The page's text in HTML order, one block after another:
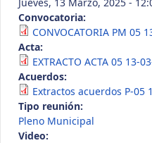
Convocatoria:
CONVOCATORIA PM 05
Acta:
EXTRACTO ACTA 05 13-
Acuerdos:
Extractos acuerdos P-05
Tipo reunión:
Pleno Municipal
Video: